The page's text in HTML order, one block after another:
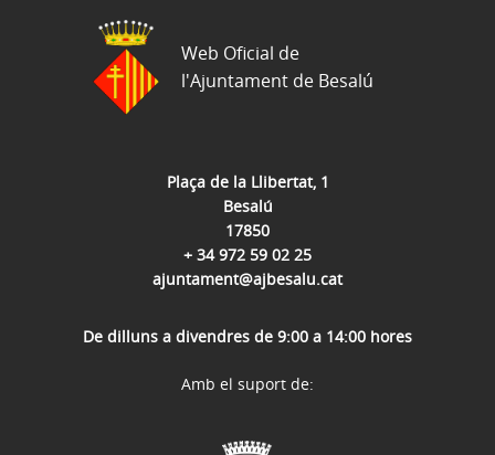
Plaça de la Llibertat, 1
Besalú
17850
+ 34 972 59 02 25
ajuntament@ajbesalu.cat
De dilluns a divendres de 9:00 a 14:00 hores
Web Oficial de
l'Ajuntament de Besalú
Amb el suport de: